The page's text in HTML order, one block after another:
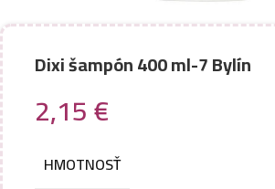
Dixi šampón 400 ml-7 Bylín
2,15€
HMOTNOSŤ